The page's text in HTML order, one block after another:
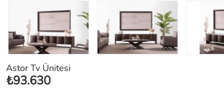
Astor Tv Ünitesi
₺93.630